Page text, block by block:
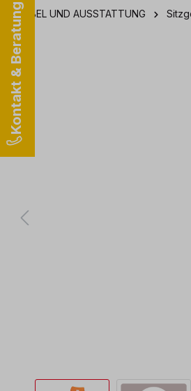
Kontakt & Beratung
MÖBEL UND AUSSTATTUNG
Bildergalerie überspringen